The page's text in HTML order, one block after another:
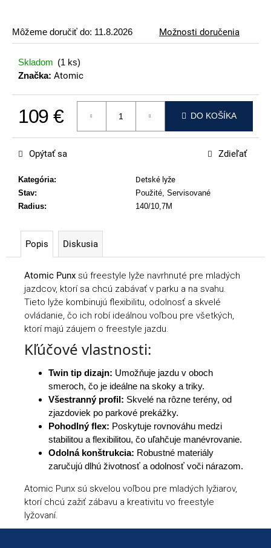
Môžeme doručiť do: 11.8.2026 Možnosti doručenia
Skladom (1 ks)
Značka: Atomic
109 €
Jednotková cena:
DO KOŠÍKA
Kategória:
Detské lyže
Stav:
Použité, Servisované
Radius: 140/10,7M
Opýtať sa Zdieľať
Popis Diskusia
Atomic Punx sú freestyle lyže navrhnuté pre mladých
jazdcov, ktorí sa chcú zabávať v parku a na svahu.
Tieto lyže kombinujú flexibilitu, odolnosť a skvelé
ovládanie, čo ich robí ideálnou voľbou pre všetkých,
ktorí majú záujem o freestyle jazdu.
Kľúčové vlastnosti:
Twin tip dizajn: Umožňuje jazdu v oboch
smeroch, čo je ideálne na skoky a triky.
Všestranný profil: Skvelé na rôzne terény, od
zjazdoviek po parkové prekážky.
Pohodlný flex: Poskytuje rovnováhu medzi
stabilitou a flexibilitou, čo uľahčuje manévrovanie.
Odolná konštrukcia: Robustné materiály
zaručujú dlhú životnosť a odolnosť voči nárazom.
Atomic Punx sú skvelou voľbou pre mladých lyžiarov,
ktorí chcú zažiť zábavu a kreativitu vo freestyle
lyžovaní.
o
r
ú
č
e
ATOMIC
REDSTER
J2(SPORT
EDITION)
79